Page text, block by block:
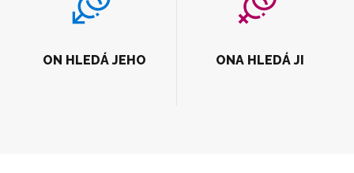
ON HLEDÁ JEHO ONA HLEDÁ JI